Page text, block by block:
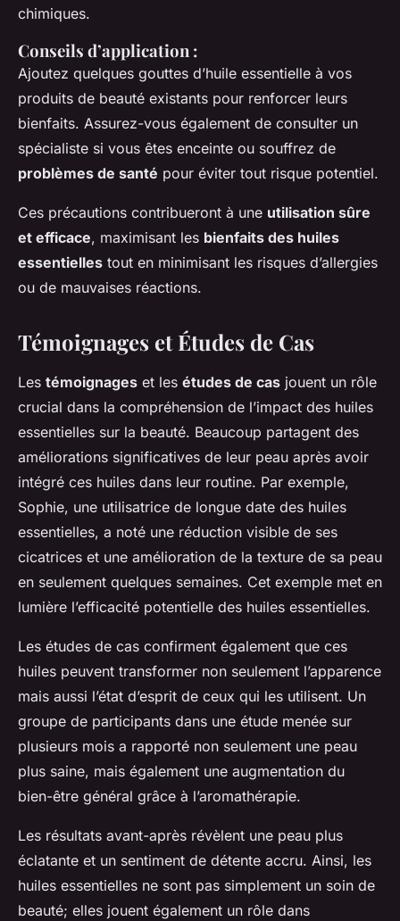
chimiques.
Conseils d’application :
Ajoutez quelques gouttes d’huile essentielle à vos
produits de beauté existants pour renforcer leurs
bienfaits. Assurez-vous également de consulter un
spécialiste si vous êtes enceinte ou souffrez de
problèmes de santé pour éviter tout risque potentiel.
Ces précautions contribueront à une utilisation sûre
et efficace, maximisant les bienfaits des huiles
essentielles tout en minimisant les risques d’allergies
ou de mauvaises réactions.
Témoignages et Études de Cas
Les témoignages et les études de cas jouent un rôle
crucial dans la compréhension de l’impact des huiles
essentielles sur la beauté. Beaucoup partagent des
améliorations significatives de leur peau après avoir
intégré ces huiles dans leur routine. Par exemple,
Sophie, une utilisatrice de longue date des huiles
essentielles, a noté une réduction visible de ses
cicatrices et une amélioration de la texture de sa peau
en seulement quelques semaines. Cet exemple met en
lumière l’efficacité potentielle des huiles essentielles.
Les études de cas confirment également que ces
huiles peuvent transformer non seulement l’apparence
mais aussi l’état d’esprit de ceux qui les utilisent. Un
groupe de participants dans une étude menée sur
plusieurs mois a rapporté non seulement une peau
plus saine, mais également une augmentation du
bien-être général grâce à l’aromathérapie.
Les résultats avant-après révèlent une peau plus
éclatante et un sentiment de détente accru. Ainsi, les
huiles essentielles ne sont pas simplement un soin de
beauté; elles jouent également un rôle dans